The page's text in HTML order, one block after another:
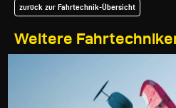
Weitere
zurück zur Fahrtechnik-Übersicht